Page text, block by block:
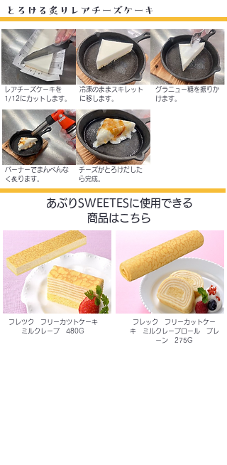
とろける炙りレアチーズケーキ
レアチーズケーキを
1/12にカットします。
​冷凍のままスキレット
に移します。
グラニュー糖を振りか
けます。
バーナーでまんべんな
く炙ります。
チーズがとろけだした
ら完成。
あぶり​SWEETESに使用できる
商品はこちら
フレツク フリーカツトケーキ
ミルクレープ 480G
フレック フリーカットケー
キ ミルクレープロール プレ
ーン 275G